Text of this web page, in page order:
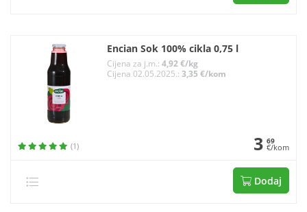
Encian Sok 100% cikla 0,75 l
Cijena za j.m.: 4,92 €/kg
Cijena 02.05.2025.: 3,35 €/kom
(1) 3 69
€/kom
Dodaj